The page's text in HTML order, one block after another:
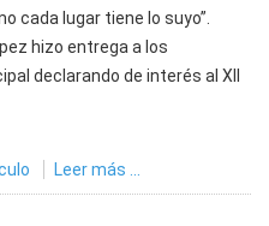
cada lugar tiene lo suyo”.
hizo entrega a los
declarando de interés al XII
Leer más ...